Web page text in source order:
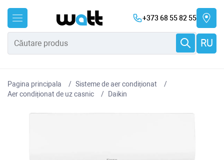
+373 68 55 82 55
RU
Pagina principala
Sisteme de aer condiționat
Aer condiționat de uz casnic
Daikin